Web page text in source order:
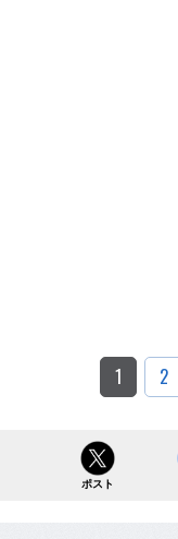
1 2
ポスト